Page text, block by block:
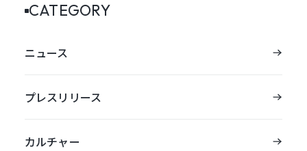
CATEGORY
ニュース
プレスリリース
カルチャー